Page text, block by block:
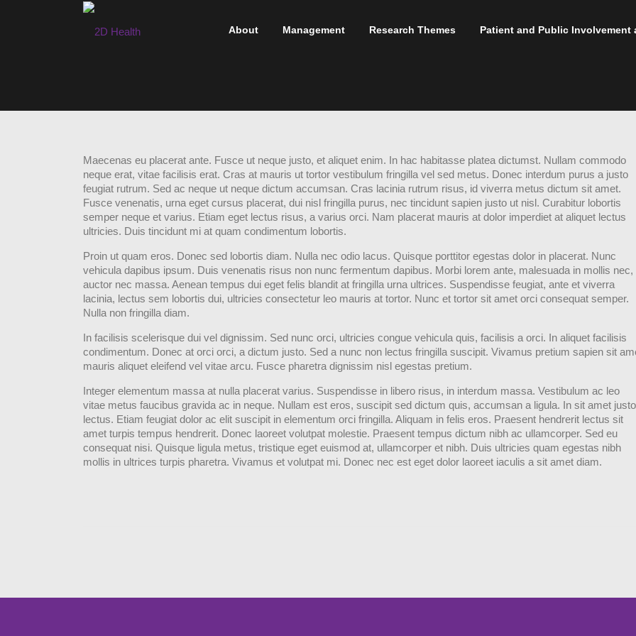
About Management Research Themes Patient and Public Involvement
Maecenas eu placerat ante. Fusce ut neque justo, et aliquet enim. In hac habitasse platea dictumst. Nullam commodo
neque erat, vitae facilisis erat. Cras at mauris ut tortor vestibulum fringilla vel sed metus. Donec interdum purus a justo
feugiat rutrum. Sed ac neque ut neque dictum accumsan. Cras lacinia rutrum risus, id viverra metus dictum sit amet.
Fusce venenatis, urna eget cursus placerat, dui nisl fringilla purus, nec tincidunt sapien justo ut nisl. Curabitur lobortis
semper neque et varius. Etiam eget lectus risus, a varius orci. Nam placerat mauris at dolor imperdiet at aliquet lectus
ultricies. Duis tincidunt mi at quam condimentum lobortis.
Proin ut quam eros. Donec sed lobortis diam. Nulla nec odio lacus. Quisque porttitor egestas dolor in placerat. Nunc
vehicula dapibus ipsum. Duis venenatis risus non nunc fermentum dapibus. Morbi lorem ante, malesuada in mollis nec,
auctor nec massa. Aenean tempus dui eget felis blandit at fringilla urna ultrices. Suspendisse feugiat, ante et viverra
lacinia, lectus sem lobortis dui, ultricies consectetur leo mauris at tortor. Nunc et tortor sit amet orci consequat semper.
Nulla non fringilla diam.
In facilisis scelerisque dui vel dignissim. Sed nunc orci, ultricies congue vehicula quis, facilisis a orci. In aliquet facilisis
condimentum. Donec at orci orci, a dictum justo. Sed a nunc non lectus fringilla suscipit. Vivamus pretium sapien sit
mauris aliquet eleifend vel vitae arcu. Fusce pharetra dignissim nisl egestas pretium.
Integer elementum massa at nulla placerat varius. Suspendisse in libero risus, in interdum massa. Vestibulum ac leo
vitae metus faucibus gravida ac in neque. Nullam est eros, suscipit sed dictum quis, accumsan a ligula. In sit amet justo
lectus. Etiam feugiat dolor ac elit suscipit in elementum orci fringilla. Aliquam in felis eros. Praesent hendrerit lectus sit
amet turpis tempus hendrerit. Donec laoreet volutpat molestie. Praesent tempus dictum nibh ac ullamcorper. Sed eu
consequat nisi. Quisque ligula metus, tristique eget euismod at, ullamcorper et nibh. Duis ultricies quam egestas nibh
mollis in ultrices turpis pharetra. Vivamus et volutpat mi. Donec nec est eget dolor laoreet iaculis a sit amet diam.